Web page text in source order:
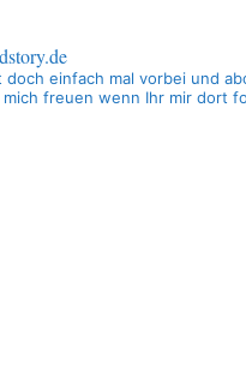
doch einfach mal vorbei und
freuen wenn Ihr mir dort